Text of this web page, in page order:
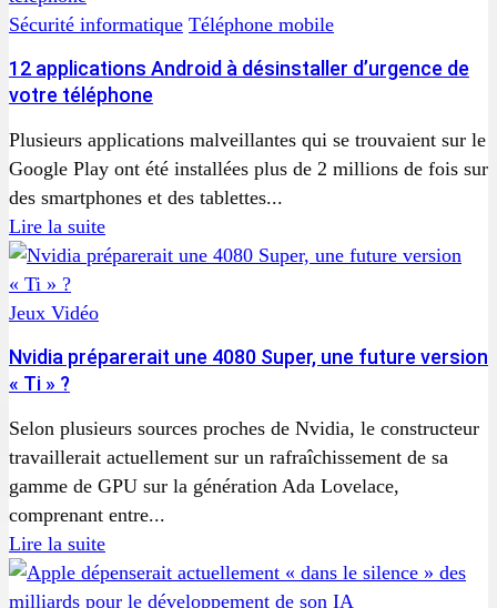
Sécurité informatique Téléphone mobile
12 applications Android à désinstaller d’urgence de
votre téléphone
Plusieurs applications malveillantes qui se trouvaient sur le
Google Play ont été installées plus de 2 millions de fois sur
des smartphones et des tablettes...
Lire la suite
Jeux Vidéo
Nvidia préparerait une 4080 Super, une future version
« Ti » ?
Selon plusieurs sources proches de Nvidia, le constructeur
travaillerait actuellement sur un rafraîchissement de sa
gamme de GPU sur la génération Ada Lovelace,
comprenant entre...
Lire la suite